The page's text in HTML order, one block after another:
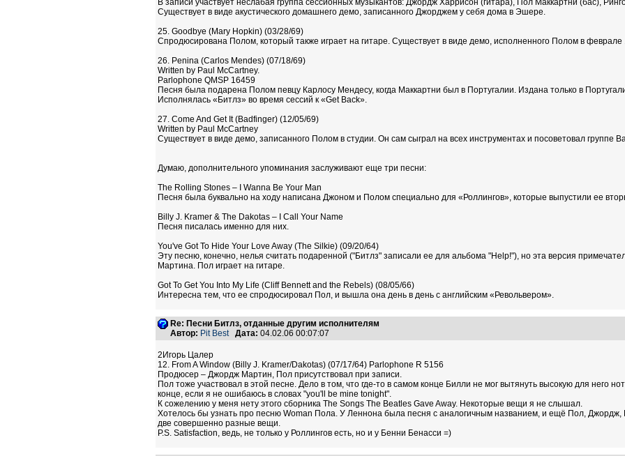
В записи участвует неслабая группа сессионных музыкантов: Джордж Харрисон (гитара), Пол Маккартни (бас),
Существует в виде акустического домашнего демо, записанного Джорджем у себя дома в Эшере.
25. Goodbye (Mary Hopkin) (03/28/69)
Спродюсирована Полом, который также играет на гитаре. Существует в виде демо, исполненного Полом в феврале
26. Penina (Carlos Mendes) (07/18/69)
Written by Paul McCartney.
Parlophone QMSP 16459
Песня была подарена Полом певцу Карлосу Мендесу, когда Маккартни был в Португалии. Издана только в
Исполнялась «Битлз» во время сессий к «Get Back».
27. Come And Get It (Badfinger) (12/05/69)
Written by Paul McCartney
Существует в виде демо, записанного Полом в студии. Он сам сыграл на всех инструментах и посоветовал группе
Думаю, дополнительного упоминания заслуживают еще три песни:
The Rolling Stones – I Wanna Be Your Man
Песня была буквально на ходу написана Джоном и Полом специально для «Роллингов», которые выпустили ее
Billy J. Kramer & The Dakotas – I Call Your Name
Песня писалась именно для них.
You've Got To Hide Your Love Away (The Silkie) (09/20/64)
Эту песню, конечно, нелья считать подаренной ("Битлз" записали ее для альбома "Help!"), но эта версия
Мартина. Пол играет на гитаре.
Got To Get You Into My Life (Cliff Bennett and the Rebels) (08/05/66)
Интересна тем, что ее спродюсировал Пол, и вышла она день в день с английским «Револьвером».
Re: Песни Битлз, отданные другим исполнителям
Автор: Pit Best Дата: 04.02.06 00:07:07
2Игорь Цалер
12. From A Window (Billy J. Kramer/Dakotas) (07/17/64) Parlophone R 5156
Продюсер – Джордж Мартин, Пол присутствовал при записи.
Пол тоже участвовал в этой песне. Дело в том, что где-то в самом конце Билли не мог вытянуть высокую для него
конце, если я не ошибаюсь в словах "you'll be mine tonight".
К сожелению у меня нету этого сборника The Songs The Beatles Gave Away. Некоторые вещи я не слышал.
Хотелось бы узнать про песню Woman Пола. У Леннона была песня с аналогичным названием, и ещё Пол, Джордж,
две совершенно разные вещи.
P.S. Satisfaction, ведь, не только у Роллингов есть, но и у Бенни Бенасси =)